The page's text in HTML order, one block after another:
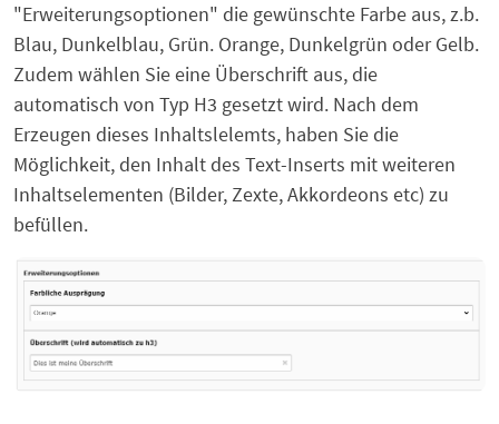
"Erweiterungsoptionen" die gewünschte Farbe aus, z.b.
Blau, Dunkelblau, Grün. Orange, Dunkelgrün oder Gelb.
Zudem wählen Sie eine Überschrift aus, die
automatisch von Typ H3 gesetzt wird. Nach dem
Erzeugen dieses Inhaltslelemts, haben Sie die
Möglichkeit, den Inhalt des Text-Inserts mit weiteren
Inhaltselementen (Bilder, Zexte, Akkordeons etc) zu
befüllen.